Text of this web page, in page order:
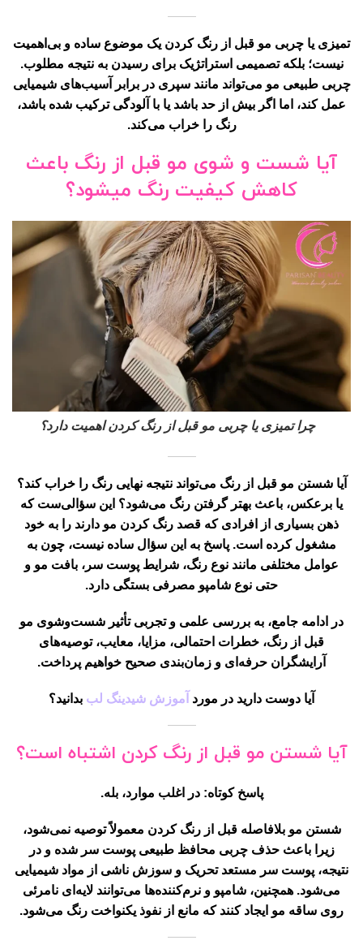
تمیزی یا چربی مو قبل از رنگ کردن یک موضوع ساده و بی‌اهمیت
نیست؛ بلکه تصمیمی استراتژیک برای رسیدن به نتیجه مطلوب.
چربی طبیعی مو می‌تواند مانند سپری در برابر آسیب‌های شیمیایی
عمل کند، اما اگر بیش از حد باشد یا با آلودگی ترکیب شده باشد،
رنگ را خراب می‌کند.
آیا شست و شوی مو قبل از رنگ باعث
کاهش کیفیت رنگ میشود؟
چرا تمیزی یا چربی مو قبل از رنگ کردن اهمیت دارد؟
آیا شستن مو قبل از رنگ می‌تواند نتیجه نهایی رنگ را خراب کند؟
یا برعکس، باعث بهتر گرفتن رنگ می‌شود؟ این سؤالی‌ست که
ذهن بسیاری از افرادی که قصد رنگ کردن مو دارند را به خود
مشغول کرده است. پاسخ به این سؤال ساده نیست، چون به
عوامل مختلفی مانند نوع رنگ، شرایط پوست سر، بافت مو و
حتی نوع شامپو مصرفی بستگی دارد.
در ادامه جامع، به بررسی علمی و تجربی تأثیر شست‌وشوی مو
قبل از رنگ، خطرات احتمالی، مزایا، معایب، توصیه‌های
آرایشگران حرفه‌ای و زمان‌بندی صحیح خواهیم پرداخت.
آیا دوست دارید در مورد آموزش شیدینگ لب بدانید؟
آیا شستن مو قبل از رنگ کردن اشتباه است؟
پاسخ کوتاه:در اغلب موارد، بله.
شستن مو بلافاصله قبل از رنگ کردن معمولاً توصیه نمی‌شود،
زیرا باعثحذف چربی محافظ طبیعی پوست سر شده و در
نتیجه، پوست سر مستعدتحریک و سوزش ناشی از مواد شیمیایی
می‌شود. همچنین، شامپو و نرم‌کننده‌ها می‌توانند لایه‌ای نامرئی
روی ساقه مو ایجاد کنند که مانع از نفوذ یکنواخت رنگ می‌شود.